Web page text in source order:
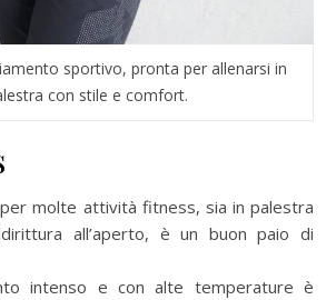
sportivo, pronta per allenarsi in
con stile e comfort.
molte attività fitness, sia in palestra
all’aperto, è un buon paio di
intenso e con alte temperature è